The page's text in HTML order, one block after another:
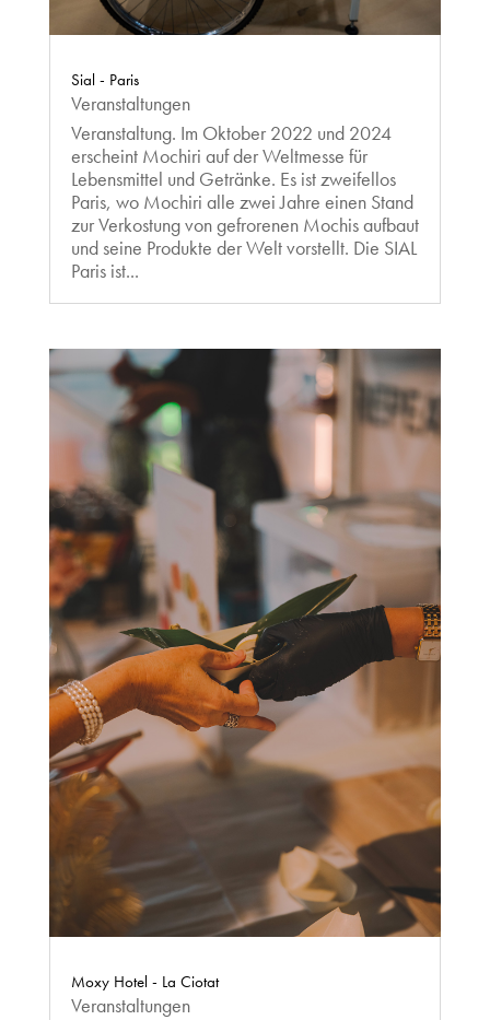
Sial - Paris
Veranstaltungen
Veranstaltung. Im Oktober 2022 und 2024
erscheint Mochiri auf der Weltmesse für
Lebensmittel und Getränke. Es ist zweifellos
Paris, wo Mochiri alle zwei Jahre einen Stand
zur Verkostung von gefrorenen Mochis aufbaut
und seine Produkte der Welt vorstellt. Die SIAL
Paris ist...
Moxy Hotel - La Ciotat
Veranstaltungen